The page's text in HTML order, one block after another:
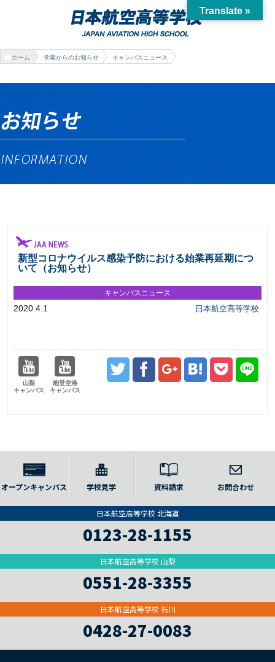
ホーム 学園からのお知らせ キャンパスニュース
新型コロナウイルス感染予防における始業再延期につ
いて（お知らせ）
2020.4.1
キャンパスニュース
日本航空高等学校
山梨
キャンパス
能登空港
キャンパス
オープンキャンパス 学校見学 資料請求 お問合わせ
日本航空高等学校 北海道
0123-28-1155
日本航空高等学校 山梨
0551-28-3355
日本航空高等学校 石川
0428-27-0083
Translate »